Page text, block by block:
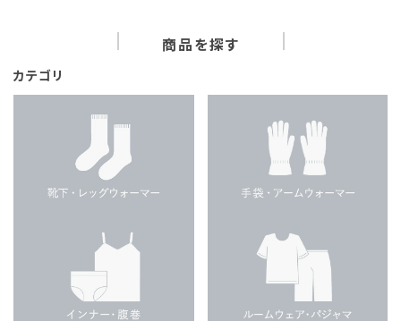
商品を探す
カテゴリ